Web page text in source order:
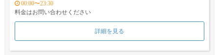
00:00〜23:30
料金はお問い合わせください
詳細を見る